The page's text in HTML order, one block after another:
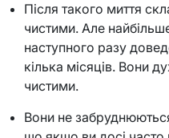
Після такого миття
чистими. Але
наступного разу
кілька місяців. Вони
чистими.
Вони не